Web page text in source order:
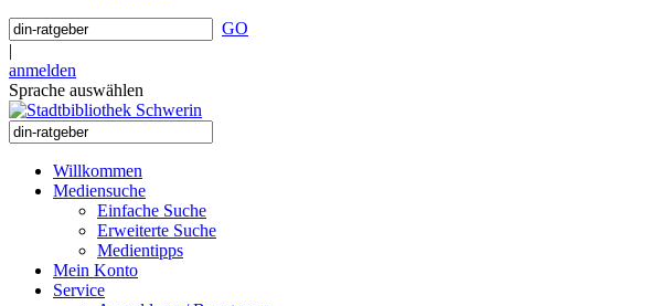
GO
|
anmelden
Sprache auswählen
Willkommen
Mediensuche
Einfache Suche
Erweiterte Suche
Medientipps
Mein Konto
Service